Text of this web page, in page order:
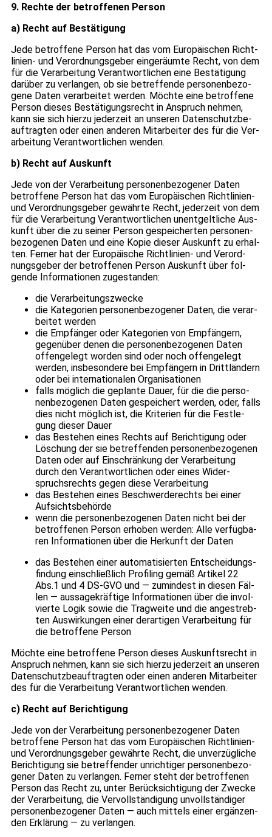
9. Rechte der betrof­fe­nen Per­son
a) Recht auf Bestä­ti­gung
Jede betrof­fene Per­son hat das vom Euro­päi­schen Richt­
li­nien- und Ver­ord­nungs­ge­ber ein­ge­räumte Recht, von dem
für die Ver­ar­bei­tung Ver­ant­wort­li­chen eine Bestä­ti­gung
dar­über zu ver­lan­gen, ob sie betref­fende per­so­nen­be­zo­
gene Daten ver­ar­bei­tet wer­den. Möchte eine betrof­fene
Per­son die­ses Bestä­ti­gungs­recht in Anspruch neh­men,
kann sie sich hierzu jeder­zeit an unse­ren Daten­schutz­be­
auf­trag­ten oder einen ande­ren Mit­ar­bei­ter des für die Ver­
ar­bei­tung Ver­ant­wort­li­chen wen­den.
b) Recht auf Aus­kunft
Jede von der Ver­ar­bei­tung per­so­nen­be­zo­ge­ner Daten
betrof­fene Per­son hat das vom Euro­päi­schen Richt­li­nien-
und Ver­ord­nungs­ge­ber gewährte Recht, jeder­zeit von dem
für die Ver­ar­bei­tung Ver­ant­wort­li­chen unent­gelt­li­che Aus­
kunft über die zu sei­ner Per­son gespei­cher­ten per­so­nen­
be­zo­ge­nen Daten und eine Kopie die­ser Aus­kunft zu erhal­
ten. Fer­ner hat der Euro­päi­sche Richt­li­nien- und Ver­ord­
nungs­ge­ber der betrof­fe­nen Per­son Aus­kunft über fol­
gende Infor­ma­tio­nen zuge­stan­den:
die Ver­ar­bei­tungs­zwe­cke
die Kate­go­rien per­so­nen­be­zo­ge­ner Daten, die ver­ar­
bei­tet wer­den
die Emp­fän­ger oder Kate­go­rien von Emp­fän­gern,
gegen­über denen die per­so­nen­be­zo­ge­nen Daten
offen­ge­legt wor­den sind oder noch offen­ge­legt
wer­den, ins­be­son­dere bei Emp­fän­gern in Dritt­län­dern
oder bei inter­na­tio­na­len Orga­ni­sa­tio­nen
falls mög­lich die geplante Dauer, für die die per­so­
nen­be­zo­ge­nen Daten gespei­chert wer­den, oder, falls
dies nicht mög­lich ist, die Kri­te­rien für die Fest­le­
gung die­ser Dauer
das Bestehen eines Rechts auf Berich­ti­gung oder
Löschung der sie betref­fen­den per­so­nen­be­zo­ge­nen
Daten oder auf Ein­schrän­kung der Ver­ar­bei­tung
durch den Ver­ant­wort­li­chen oder eines Wider­
spruchs­rechts gegen diese Ver­ar­bei­tung
das Bestehen eines Beschwer­de­rechts bei einer
Auf­sichts­be­hörde
wenn die per­so­nen­be­zo­ge­nen Daten nicht bei der
betrof­fe­nen Per­son erho­ben wer­den: Alle ver­füg­ba­
ren Infor­ma­tio­nen über die Her­kunft der Daten
das Bestehen einer auto­ma­ti­sier­ten Ent­schei­dungs­
fin­dung ein­schließ­lich Pro­fil­ing gemäß Arti­kel 22
Abs.1 und 4 DS-GVO und — zumin­dest in die­sen Fäl­
len — aus­sa­ge­kräf­tige Infor­ma­tio­nen über die invol­
vierte Logik sowie die Trag­weite und die ange­streb­
ten Aus­wir­kun­gen einer der­ar­ti­gen Ver­ar­bei­tung für
die betrof­fene Per­son
Möchte eine betrof­fene Per­son die­ses Aus­kunfts­recht in
Anspruch neh­men, kann sie sich hierzu jeder­zeit an unse­ren
Daten­schutz­be­auf­trag­ten oder einen ande­ren Mit­ar­bei­ter
des für die Ver­ar­bei­tung Ver­ant­wort­li­chen wen­den.
c) Recht auf Berich­ti­gung
Jede von der Ver­ar­bei­tung per­so­nen­be­zo­ge­ner Daten
betrof­fene Per­son hat das vom Euro­päi­schen Richt­li­nien-
und Ver­ord­nungs­ge­ber gewährte Recht, die unver­züg­li­che
Berich­ti­gung sie betref­fen­der unrich­ti­ger per­so­nen­be­zo­
ge­ner Daten zu ver­lan­gen. Fer­ner steht der betrof­fe­nen
Per­son das Recht zu, unter Berück­sich­ti­gung der Zwe­cke
der Ver­ar­bei­tung, die Ver­voll­stän­di­gung unvoll­stän­di­ger
per­so­nen­be­zo­ge­ner Daten — auch mit­tels einer ergän­zen­
den Erklä­rung — zu ver­lan­gen.